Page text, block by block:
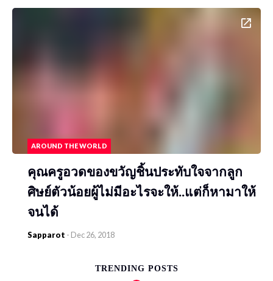
AROUND THE WORLD
คุณครูอวดของขวัญชิ้นประทับใจจากลูก
ศิษย์ตัวน้อยผู้ไม่มีอะไรจะให้..แต่ก็หามาให้
จนได้
Sapparot - Dec 26, 2018
TRENDING POSTS